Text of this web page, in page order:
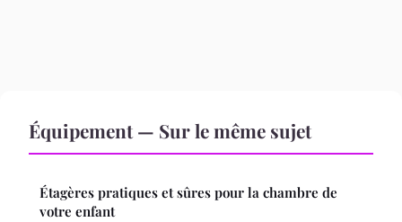
Équipement — Sur le même sujet
Étagères pratiques et sûres pour la chambre de
votre enfant